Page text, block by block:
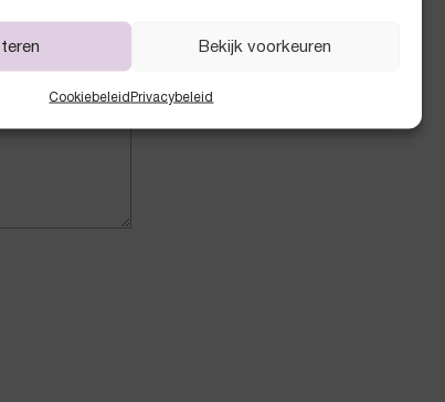
Bekijk voorkeuren
Cookiebeleid Privacybeleid